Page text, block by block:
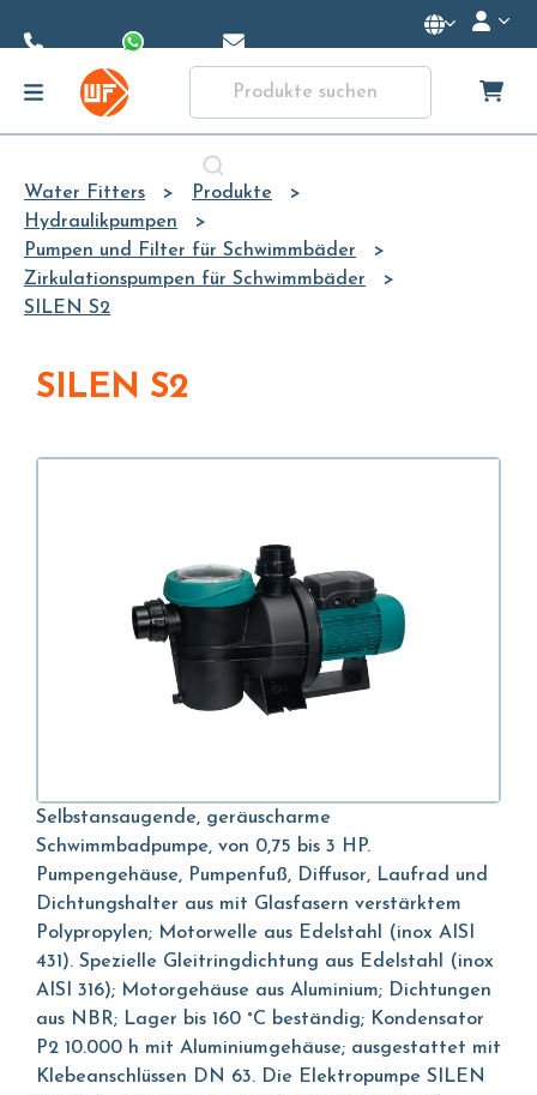
Content
Water Fitters
Produkte
Hydraulikpumpen
Pumpen und Filter für Schwimmbäder
Zirkulationspumpen für Schwimmbäder
SILEN S2
SILEN S2
Selbstansaugende, geräuscharme
Schwimmbadpumpe, von 0,75 bis 3 HP.
Pumpengehäuse, Pumpenfuß, Diffusor, Laufrad und
Dichtungshalter aus mit Glasfasern verstärktem
Polypropylen; Motorwelle aus Edelstahl (inox AISI
431). Spezielle Gleitringdichtung aus Edelstahl (inox
AISI 316); Motorgehäuse aus Aluminium; Dichtungen
aus NBR; Lager bis 160 °C beständig; Kondensator
P2 10.000 h mit Aluminiumgehäuse; ausgestattet mit
Klebeanschlüssen DN 63. Die Elektropumpe SILEN